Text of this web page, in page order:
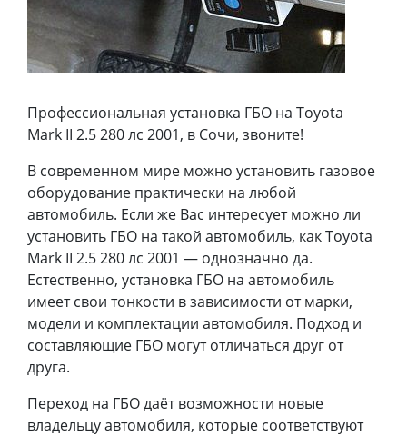
Профессиональная установка ГБО на Toyota
Mark II 2.5 280 лс 2001, в Сочи, звоните!
В современном мире можно установить газовое
оборудование практически на любой
автомобиль. Если же Вас интересует можно ли
установить ГБО на такой автомобиль, как Toyota
Mark II 2.5 280 лс 2001 — однозначно да.
Естественно, установка ГБО на автомобиль
имеет свои тонкости в зависимости от марки,
модели и комплектации автомобиля. Подход и
составляющие ГБО могут отличаться друг от
друга.
Переход на ГБО даёт возможности новые
владельцу автомобиля, которые соответствуют